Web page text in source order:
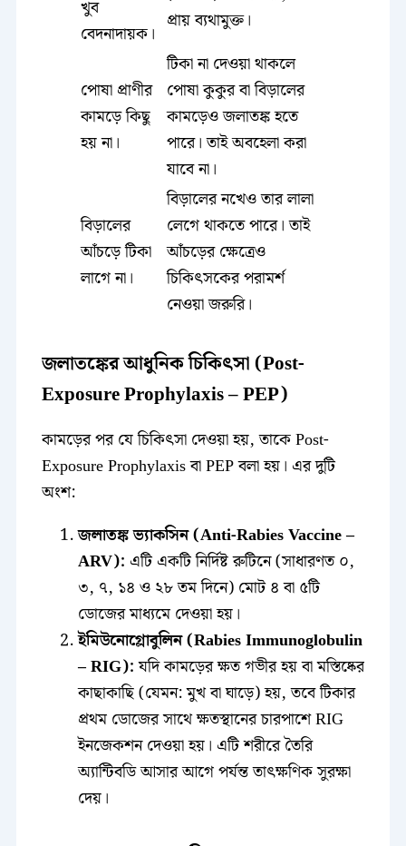
খুব
বেদনাদায়ক।
প্রায় ব্যথামুক্ত।
পোষা প্রাণীর
কামড়ে কিছু
হয় না।
টিকা না দেওয়া থাকলে
পোষা কুকুর বা বিড়ালের
কামড়েও জলাতঙ্ক হতে
পারে। তাই অবহেলা করা
যাবে না।
বিড়ালের
আঁচড়ে টিকা
লাগে না।
বিড়ালের নখেও তার লালা
লেগে থাকতে পারে। তাই
আঁচড়ের ক্ষেত্রেও
চিকিৎসকের পরামর্শ
নেওয়া জরুরি।
জলাতঙ্কের আধুনিক চিকিৎসা (Post-
Exposure Prophylaxis – PEP)
কামড়ের পর যে চিকিৎসা দেওয়া হয়, তাকে Post-
Exposure Prophylaxis বা PEP বলা হয়। এর দুটি
অংশ:
জলাতঙ্ক ভ্যাকসিন (Anti-Rabies Vaccine –
ARV): এটি একটি নির্দিষ্ট রুটিনে (সাধারণত ০,
৩, ৭, ১৪ ও ২৮ তম দিনে) মোট ৪ বা ৫টি
ডোজের মাধ্যমে দেওয়া হয়।
ইমিউনোগ্লোবুলিন (Rabies Immunoglobulin
– RIG):যদি কামড়ের ক্ষত গভীর হয় বা মস্তিষ্কের
কাছাকাছি (যেমন: মুখ বা ঘাড়ে) হয়, তবে টিকার
প্রথম ডোজের সাথে ক্ষতস্থানের চারপাশে RIG
ইনজেকশন দেওয়া হয়। এটি শরীরে তৈরি
অ্যান্টিবডি আসার আগে পর্যন্ত তাৎক্ষণিক সুরক্ষা
দেয়।